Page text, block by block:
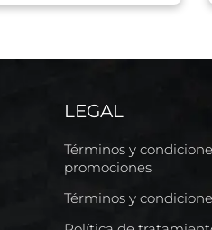
LEGAL
Términos y
promociones
Términos y